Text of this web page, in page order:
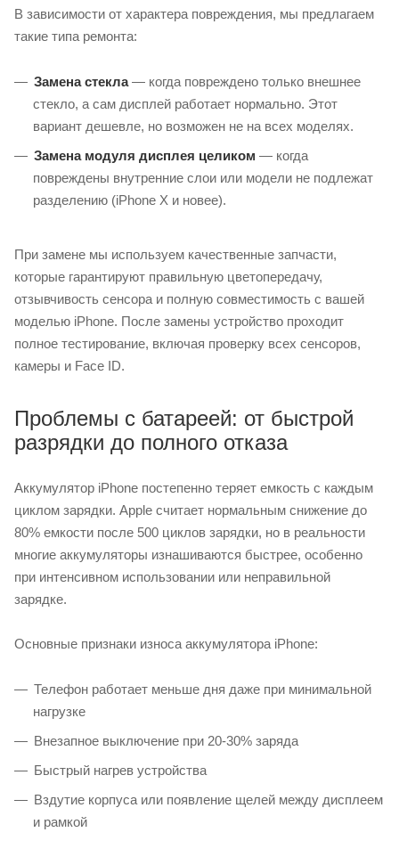
В зависимости от характера повреждения, мы предлагаем
такие типа ремонта:
Замена стекла— когда повреждено только внешнее
стекло, а сам дисплей работает нормально. Этот
вариант дешевле, но возможен не на всех моделях.
Замена модуля дисплея целиком — когда
повреждены внутренние слои или модели не подлежат
разделению (iPhone X и новее).
При замене мы используем качественные запчасти,
которые гарантируют правильную цветопередачу,
отзывчивость сенсора и полную совместимость с вашей
моделью iPhone. После замены устройство проходит
полное тестирование, включая проверку всех сенсоров,
камеры и Face ID.
Проблемы с батареей: от быстрой
разрядки до полного отказа
Аккумулятор iPhone постепенно теряет емкость с каждым
циклом зарядки. Apple считает нормальным снижение до
80% емкости после 500 циклов зарядки, но в реальности
многие аккумуляторы изнашиваются быстрее, особенно
при интенсивном использовании или неправильной
зарядке.
Основные признаки износа аккумулятора iPhone:
Телефон работает меньше дня даже при минимальной
нагрузке
Внезапное выключение при 20-30% заряда
Быстрый нагрев устройства
Вздутие корпуса или появление щелей между дисплеем
и рамкой